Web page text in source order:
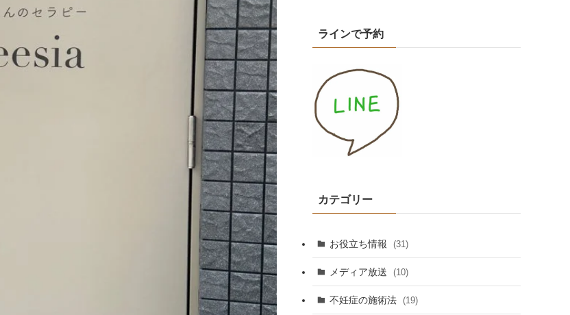
ラインで予約
カテゴリー
お役立ち情報 (31)
メディア放送 (10)
不妊症の施術法 (19)